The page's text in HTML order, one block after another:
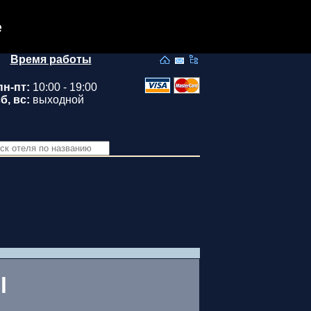
Время работы
пт:
вс:
10:00 - 19:00
выходной